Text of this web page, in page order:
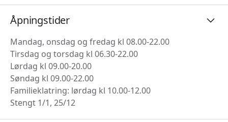
Åpningstider
Mandag, onsdag og fredag kl 08.00-22.00
Tirsdag og torsdag kl 06.30-22.00
Lørdag kl 09.00-20.00
Søndag kl 09.00-22.00
Familieklatring: lørdag kl 10.00-12.00
Stengt 1/1, 25/12